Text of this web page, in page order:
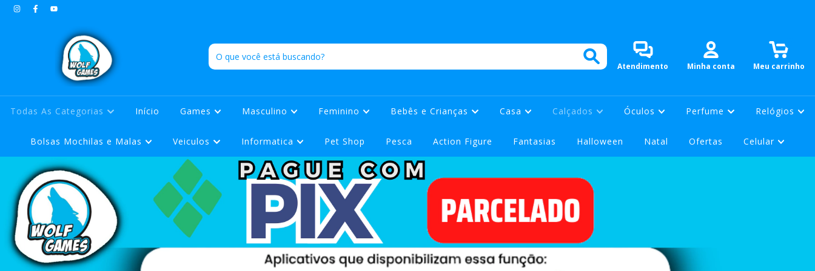
Atendimento Minha conta Meu carrinho
Todas As Categorias Início Games Masculino Feminino Bebês e Crianças Casa Calçados Óculos Perfume Relógios
Bolsas Mochilas e Malas Veiculos Informatica Pet Shop Pesca Action Figure Fantasias Halloween Natal Ofertas Celular